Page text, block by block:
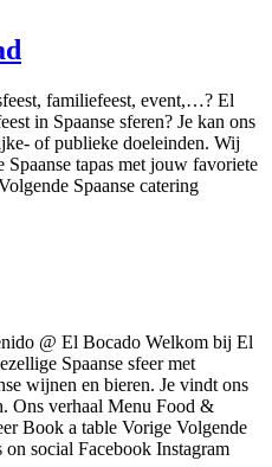
familiefeest, event,…? El
in Spaanse sferen? Je kan ons
of publieke doeleinden. Wij
tapas met jouw favoriete
Spaanse catering
@ El Bocado Welkom bij El
Spaanse sfeer met
wijnen en bieren. Je vindt ons
Ons verhaal Menu Food &
Book a table Vorige Volgende
social Facebook Instagram